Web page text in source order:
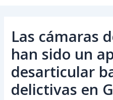
Las cámaras
han sido un
desarticular
delictivas en